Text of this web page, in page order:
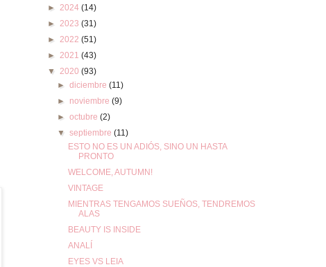
► 2024 (14)
► 2023 (31)
► 2022 (51)
► 2021 (43)
▼ 2020 (93)
►diciembre(11)
► noviembre(9)
►octubre(2)
▼septiembre(11)
ESTO NO ES UN ADIÓS, SINO UN HASTA
PRONTO
WELCOME, AUTUMN!
VINTAGE
MIENTRAS TENGAMOS SUEÑOS, TENDREMOS
ALAS
BEAUTY IS INSIDE
ANALÍ
EYES VS LEIA